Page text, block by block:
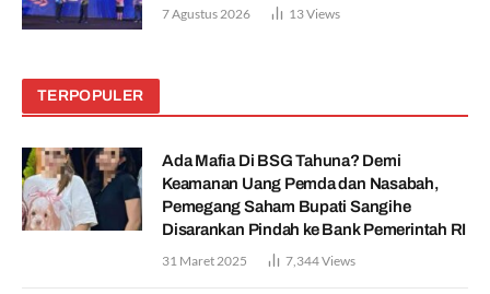
7 Agustus 2026 13Views
TERPOPULER
Ada Mafia Di BSG Tahuna? Demi
Keamanan Uang Pemda dan Nasabah,
Pemegang Saham Bupati Sangihe
Disarankan Pindah ke Bank Pemerintah RI
31 Maret 2025 7,344Views